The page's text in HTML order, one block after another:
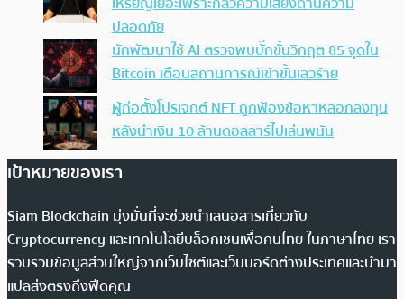
ปลอดภัย
นักพัฒนาใช้ AI ตรวจพบบั๊กขั้นวิกฤต 85 จุดใน
Bitcoin เตือนสถานการณ์เข้าขั้นเลวร้าย
ผู้ก่อตั้งโปรเจกต์ NFT ถูกฟ้องข้อหาหลอกลงทุน
หลังนำเงิน 10 ล้านดอลลาร์ไปเล่นพนัน
เป้าหมายของเรา
Siam Blockchain มุ่งมั่นที่จะช่วยนำเสนอสารเกี่ยวกับ
Cryptocurrency และเทคโนโลยีบล็อกเชนเพื่อคนไทย ในภาษาไทย เรา
รวบรวมข้อมูลส่วนใหญ่จากเว็บไซต์และเว็บบอร์ดต่างประเทศและนำมา
แปลส่งตรงถึงฟีดคุณ